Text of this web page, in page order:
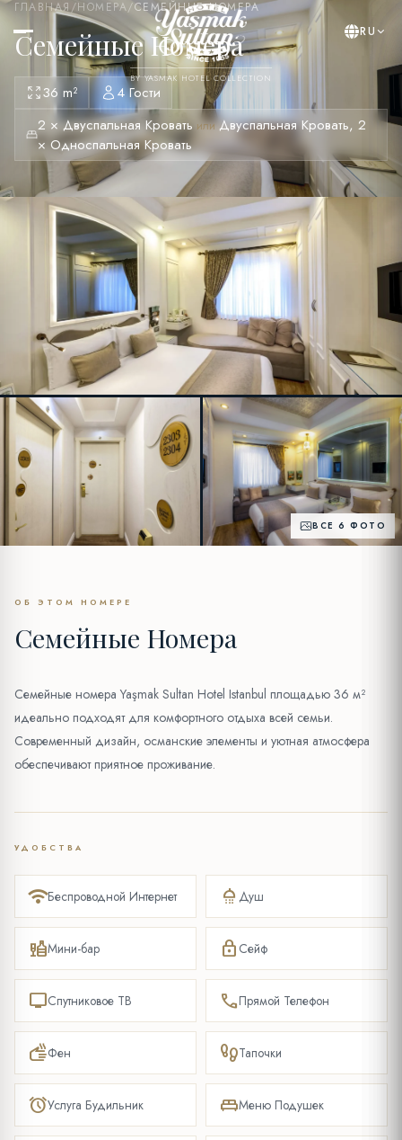
BY YASMAK HOTEL COLLECTION
RU
ГЛАВНАЯ /НОМЕРА/СЕМЕЙНЫЕ НОМЕРА
Семейные Номера
36 m²
4 Гости
2 × Двуспальная Кровать или Двуспальная Кровать, 2
× Односпальная Кровать
ВСЕ 6 ФОТО
ОБ ЭТОМ НОМЕРЕ
Семейные Номера
Семейные номера Yaşmak Sultan Hotel Istanbul площадью 36 м²
идеально подходят для комфортного отдыха всей семьи.
Современный дизайн, османские элементы и уютная атмосфера
обеспечивают приятное проживание.
УДОБСТВА
wifiБеспроводной Интернет shower Душ
liquorМини-бар lock Сейф
tvСпутниковое ТВ phoneПрямой Телефон
dryФен footprintТапочки
alarmУслуга Будильник king_bedМеню Подушек